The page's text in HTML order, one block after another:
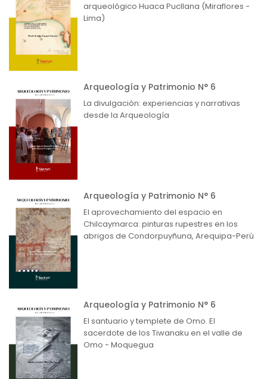
arqueológico Huaca Pucllana (Miraflores -
Lima)
Arqueología y Patrimonio N° 6
La divulgación: experiencias y narrativas
desde la Arqueología
Arqueología y Patrimonio N° 6
El aprovechamiento del espacio en
Chilcaymarca: pinturas rupestres en los
abrigos de Condorpuyñuna, Arequipa-Perú
Arqueología y Patrimonio N° 6
El santuario y templete de Omo. El
sacerdote de los Tiwanaku en el valle de
Omo - Moquegua